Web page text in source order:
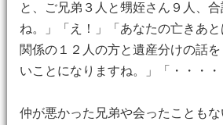
と、ご兄弟３人と甥姪さん９人、
ね。」「え！」「あなたの亡きあ
関係の１２人の方と遺産分けの話
いことになりますね。」「・・・・
仲が悪かった兄弟や会ったことも